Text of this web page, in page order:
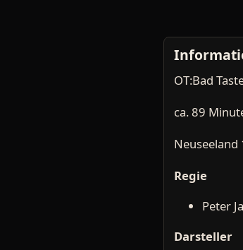
OT:Bad
ca. 89
Neuseeland
Regie
Peter
Darsteller